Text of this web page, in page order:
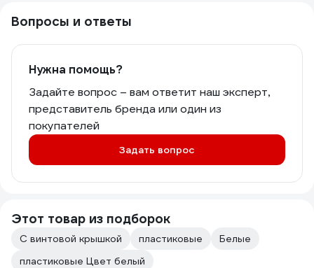
Вопросы и ответы
Нужна помощь?
Задайте вопрос – вам ответит наш эксперт,
представитель бренда или один из
покупателей
Задать вопрос
Этот товар из подборок
С винтовой крышкой пластиковые
Белые
пластиковые Цвет белый